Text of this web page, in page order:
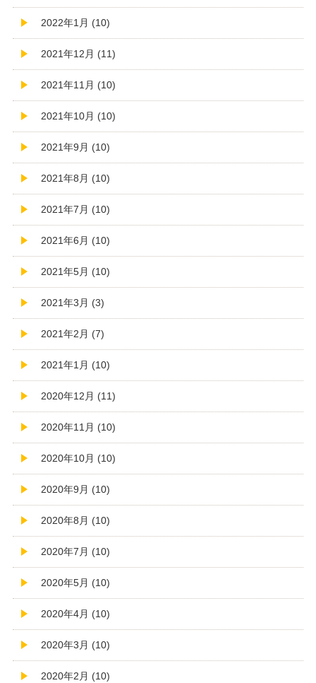
2022年1月 (10)
2021年12月 (11)
2021年11月 (10)
2021年10月 (10)
2021年9月 (10)
2021年8月 (10)
2021年7月 (10)
2021年6月 (10)
2021年5月 (10)
2021年3月 (3)
2021年2月 (7)
2021年1月 (10)
2020年12月 (11)
2020年11月 (10)
2020年10月 (10)
2020年9月 (10)
2020年8月 (10)
2020年7月 (10)
2020年5月 (10)
2020年4月 (10)
2020年3月 (10)
2020年2月 (10)